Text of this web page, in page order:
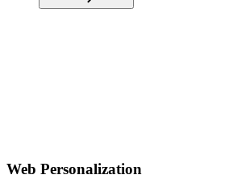
Web Personalization